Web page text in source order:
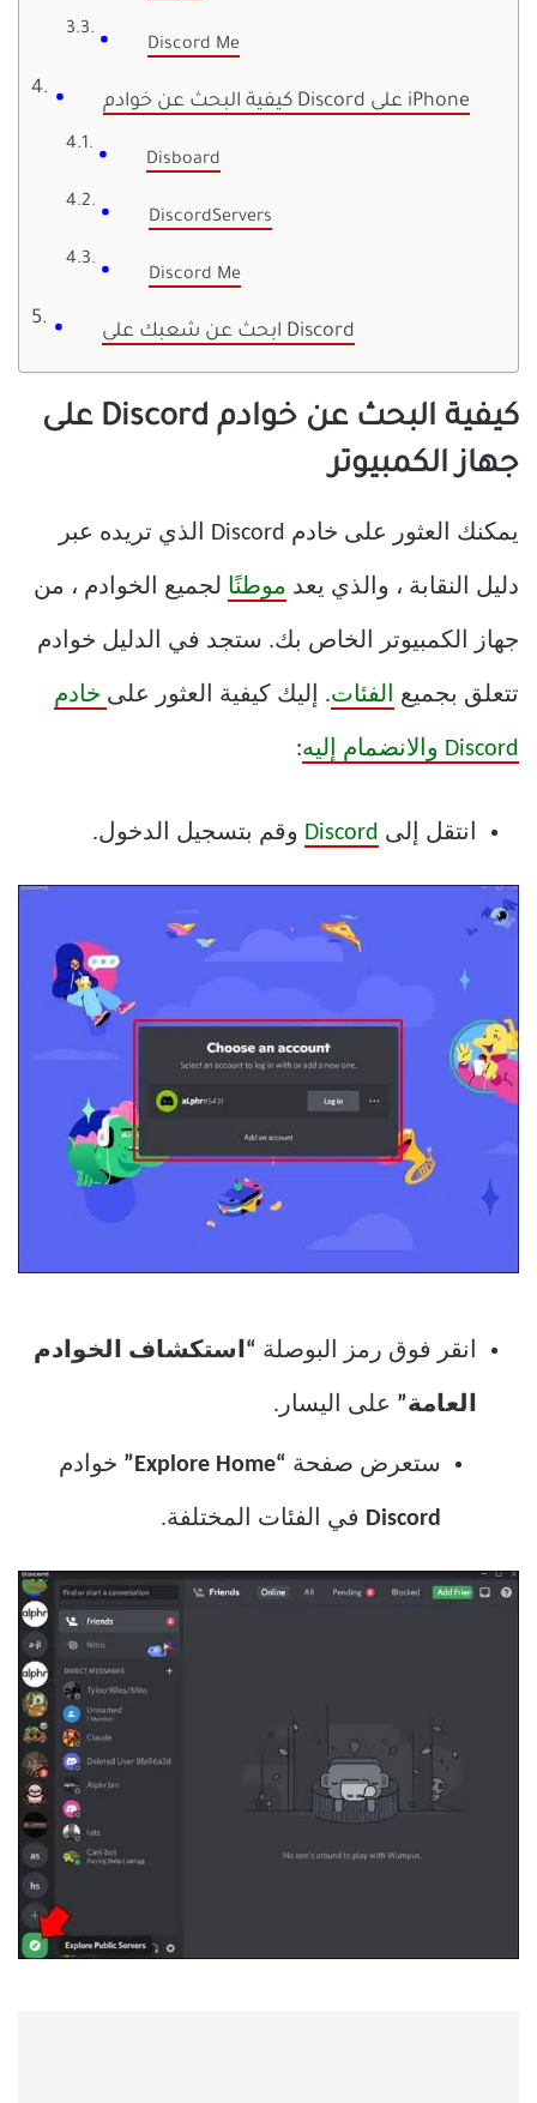
Discord Me
كيفية البحث عن خوادم Discord على iPhone
Disboard
DiscordServers
Discord Me
ابحث عن شعبك على Discord
كيفية البحث عن خوادم Discord على
جهاز الكمبيوتر
يمكنك العثور على خادم Discord الذي تريده عبر
دليل النقابة ، والذي يعد موطنًا لجميع الخوادم ، من
جهاز الكمبيوتر الخاص بك. ستجد في الدليل خوادم
تتعلق بجميع الفئات. إليك كيفية العثور على خادم
Discord والانضمام إليه :
انتقل إلى Discord وقم بتسجيل الدخول.
انقر فوق رمز البوصلة “استكشاف الخوادم
العامة” على اليسار.
ستعرض صفحة “Explore Home” خوادم
Discord في الفئات المختلفة.